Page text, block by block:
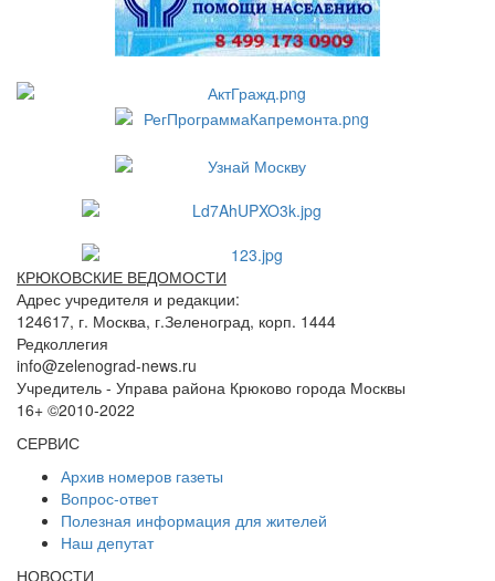
КРЮКОВСКИЕ ВЕДОМОСТИ
Адрес учредителя и редакции:
124617, г. Москва, г.Зеленоград, корп. 1444
Редколлегия
info@zelenograd-news.ru
Учредитель - Управа района Крюково города Москвы
16+ ©2010-2022
СЕРВИС
Архив номеров газеты
Вопрос-ответ
Полезная информация для жителей
Наш депутат
НОВОСТИ